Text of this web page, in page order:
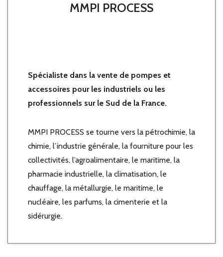
MMPI PROCESS
Spécialiste dans la vente de pompes et
accessoires pour les industriels ou les
professionnels sur le Sud de la France.
MMPI PROCESS se tourne vers la pétrochimie, la
chimie, l’industrie générale, la fourniture pour les
collectivités, l’agroalimentaire, le maritime, la
pharmacie industrielle, la climatisation, le
chauffage, la métallurgie, le maritime, le
nucléaire, les parfums, la cimenterie et la
sidérurgie.